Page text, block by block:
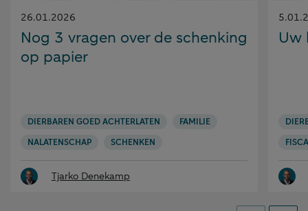
Gepubliceerd
op:
26.01.2026
Nog 3 vragen over de schenking
op papier
DIERBAREN GOED ACHTERLATEN
FAMILIE
NALATENSCHAP
SCHENKEN
Tjarko Denekamp
op:
Uw